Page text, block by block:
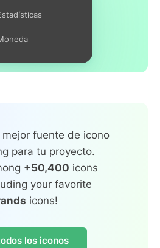
mejor fuente de icono
para tu proyecto.
+50,400 icons
your favorite
icons!
los iconos